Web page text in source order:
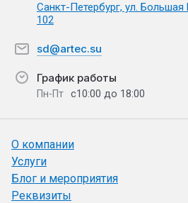
Санкт-Петербург, ул.
102
sd@artec.su
График работы
Пн-Пт с10:00 до 18:00
О компании
Услуги
Блог и мероприятия
Реквизиты